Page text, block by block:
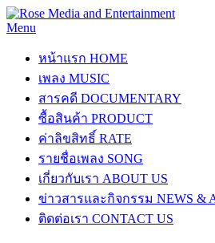
Menu
หน้าแรก HOME
เพลง MUSIC
สารคดี DOCUMENTARY
ซื้อสินค้า PRODUCT
ค่าลิขสิทธิ์ RATE
รายชื่อเพลง SONG
เกี่ยวกับเรา ABOUT US
ข่าวสารและกิจกรรม NEWS &
ติดต่อเรา CONTACT US